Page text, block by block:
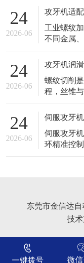
求，已经
轻便、操
移动式加
场景中应
备形成良
备体系。
24
2026-06
攻牙机适
工业螺纹
不同金属
展性、切
削阻力、
数加工各
牙型残缺
陷。熟练
加工技术
24
2026-06
螺纹切削
程，丝锥
生大量摩
干摩擦、
磨损、工
统作为攻
着降温、
面的重要
24
2026-06
伺服攻牙
环精准控
螺纹加工
统普通攻
度不可控
题，广泛
是现代精
一。 传
东莞市金信达
技术
一键拨号 微